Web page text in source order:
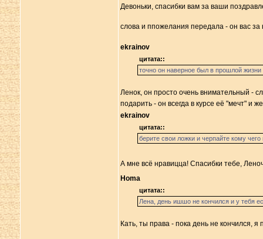
Девоньки, спасибки вам за ваши
слова и ппожелания передала - он вас за
ekrainov
цитата::
точно он наверное был в прошлой
Ленок, он просто очень внимательный -
подарить - он всегда в курсе её "мечт" и
ekrainov
цитата::
берите свои ложки и черпайте кому чего
А мне всё нравицца! Спасибки тебе,
Homa
цитата::
Лена, день ишшо не кончился и у тебя
Кать, ты права - пока день не кончился,